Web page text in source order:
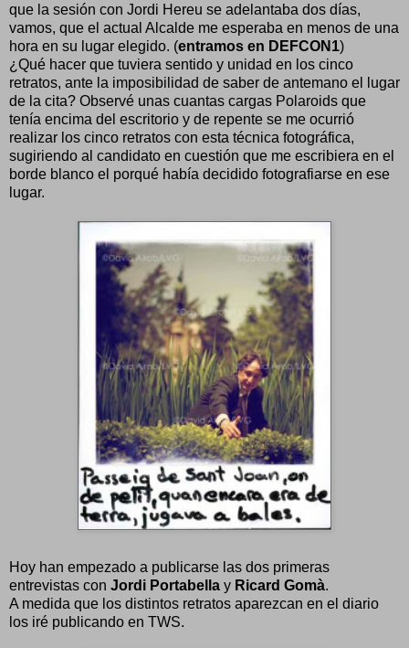
que la sesión con Jordi Hereu se adelantaba dos días,
vamos, que el actual Alcalde me esperaba en menos de una
hora en su lugar elegido. (entramos en DEFCON1)
¿Qué hacer que tuviera sentido y unidad en los cinco
retratos, ante la imposibilidad de saber de antemano el lugar
de la cita? Observé unas cuantas cargas Polaroids que
tenía encima del escritorio y de repente se me ocurrió
realizar los cinco retratos con esta técnica fotográfica,
sugiriendo al candidato en cuestión que me escribiera en el
borde blanco el porqué había decidido fotografiarse en ese
lugar.
Hoy han empezado a publicarse las dos primeras
entrevistas con Jordi Portabella y Ricard Gomà.
A medida que los distintos retratos aparezcan en el diario
los iré publicando en TWS.